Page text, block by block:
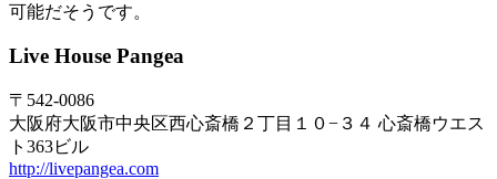
可能だそうです。
Live House Pangea
〒542-0086
大阪府大阪市中央区西心斎橋２丁目１０−３４ 心斎橋ウエス
ト363ビル
http://livepangea.com